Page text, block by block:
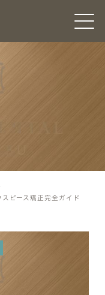
ピース矯正完全ガイド